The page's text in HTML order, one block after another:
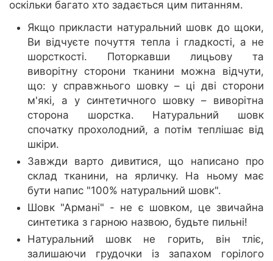
оскільки багато хто задається цим питанням.
Якщо прикласти натуральний шовк до щоки,
Ви відчуєте почуття тепла і гладкості, а не
шорсткості. Поторкавши лицьову та
виворітну сторони тканини можна відчути,
що: у справжнього шовку – ці дві сторони
м'які, а у синтетичного шовку – виворітна
сторона шорстка. Натуральний шовк
спочатку прохолодний, а потім теплішає від
шкіри.
Завжди варто дивитися, що написано про
склад тканини, на ярличку. На ньому має
бути напис "100% натуральний шовк".
Шовк "Армані" - не є шовком, це звичайна
синтетика з гарною назвою, будьте пильні!
Натуральний шовк не горить, він тліє,
залишаючи грудочки із запахом горілого